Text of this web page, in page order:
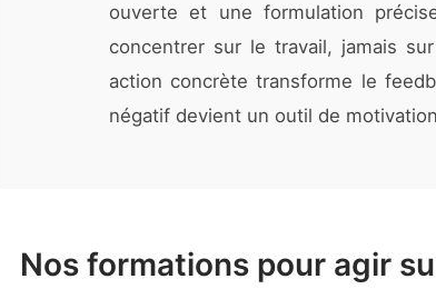
ouverte et une formulation
concentrer sur le travail, jamais
action concrète transforme le
négatif devient un outil de
Nos formations pour agir